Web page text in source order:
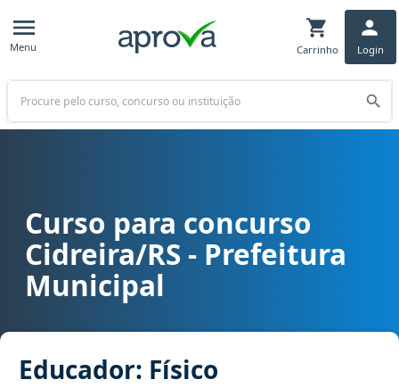
Menu Carrinho Login
Buscar
Curso para concurso RS - Cidreira/RS - Prefeitura Municipal cargo
Curso para concurso
Cidreira/RS - Prefeitura
Municipal
Educador: Físico